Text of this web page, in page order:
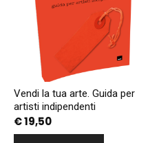
Vendi la tua arte. Guida per
artisti indipendenti
€19,50